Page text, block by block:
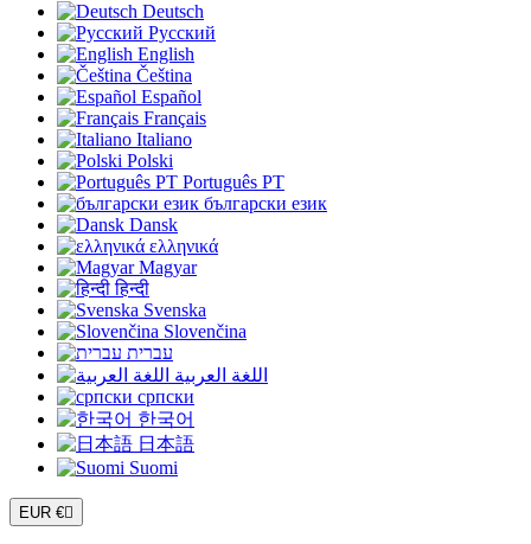
Deutsch
Русский
English
Čeština
Español
Français
Italiano
Polski
Português PT
български език
Dansk
ελληνικά
Magyar
हिन्दी
Svenska
Slovenčina
עברית
اللغة العربية
српски
한국어
日本語
Suomi
EUR €